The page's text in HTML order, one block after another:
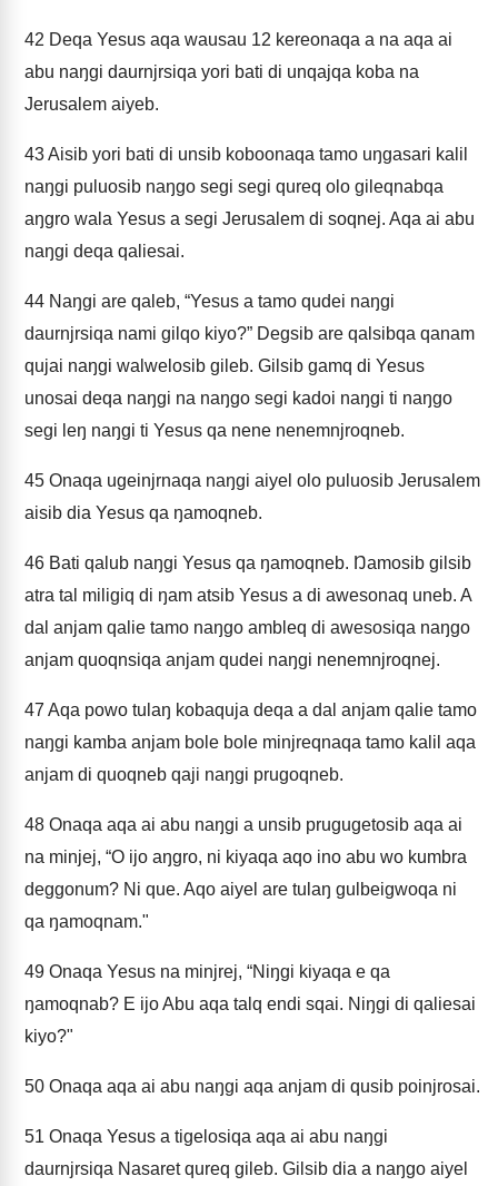
42 Deqa Yesus aqa wausau 12 kereonaqa a na aqa ai
abu naŋgi daurnjrsiqa yori bati di unqajqa koba na
Jerusalem aiyeb.
43Aisib yori bati di unsib koboonaqa tamo uŋgasari kalil
naŋgi puluosib naŋgo segi segi qureq olo gileqnabqa
aŋgro wala Yesus a segi Jerusalem di soqnej. Aqa ai abu
naŋgi deqa qaliesai.
44 Naŋgi are qaleb, “Yesus a tamo qudei naŋgi
daurnjrsiqa nami gilqo kiyo?” Degsib are qalsibqa qanam
qujai naŋgi walwelosib gileb. Gilsib gamq di Yesus
unosai deqa naŋgi na naŋgo segi kadoi naŋgi ti naŋgo
segi leŋ naŋgi ti Yesus qa nene nenemnjroqneb.
45 Onaqa ugeinjrnaqa naŋgi aiyel olo puluosib Jerusalem
aisib dia Yesus qa ŋamoqneb.
46 Bati qalub naŋgi Yesus qa ŋamoqneb. Ŋamosib gilsib
atra tal miligiq di ŋam atsib Yesus a di awesonaq uneb. A
dal anjam qalie tamo naŋgo ambleq di awesosiqa naŋgo
anjam quoqnsiqa anjam qudei naŋgi nenemnjroqnej.
47 Aqa powo tulaŋ kobaquja deqa a dal anjam qalie tamo
naŋgi kamba anjam bole bole minjreqnaqa tamo kalil aqa
anjam di quoqneb qaji naŋgi prugoqneb.
48 Onaqa aqa ai abu naŋgi a unsib prugugetosib aqa ai
na minjej, “O ijo aŋgro, ni kiyaqa aqo ino abu wo kumbra
deggonum? Ni que. Aqo aiyel are tulaŋ gulbeigwoqa ni
qa ŋamoqnam."
49 Onaqa Yesus na minjrej, “Niŋgi kiyaqa e qa
ŋamoqnab? E ijo Abu aqa talq endi sqai. Niŋgi di qaliesai
kiyo?"
50 Onaqa aqa ai abu naŋgi aqa anjam di qusib poinjrosai.
51 Onaqa Yesus a tigelosiqa aqa ai abu naŋgi
daurnjrsiqa Nasaret qureq gileb. Gilsib dia a naŋgo aiyel